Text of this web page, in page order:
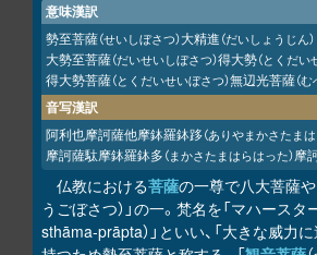
意味漢訳
勢至菩薩（せいしぼさつ）大精進（だいしょうじん）
大勢至菩薩（だいせいしぼさつ）得大勢（とくだい
得大勢菩薩（とくだいせいぼさつ）無辺光菩薩（
音写漢訳
阿利也摩訶薩他摩鉢羅鉢跢（ありやまかさたまは
摩訶薩駄摩鉢羅鉢多（まかさたまはらはった）摩
仏教における菩薩の一尊で八大菩薩や
うごぼさつ）」の一。梵名を「マハース
sthāma-prāpta）」といい、「大きな威力